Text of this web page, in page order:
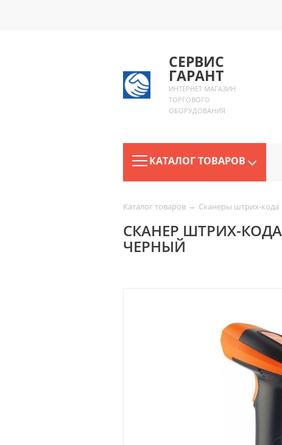
СЕРВИС
ГАРАНТ
ИНТЕРНЕТ МАГАЗИН
ТОРГОВОГО
ОБОРУДОВАНИЯ
КАТАЛОГ ТОВАРОВ
Каталог товаров → Сканеры штрих-кода
СКАНЕР ШТРИХ-КОДА
ЧЕРНЫЙ